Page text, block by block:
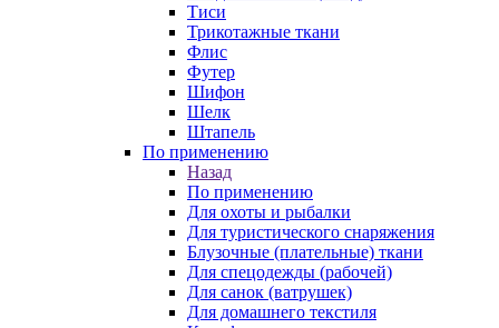
Тиси
Трикотажные ткани
Флис
Футер
Шифон
Шелк
Штапель
По применению
Назад
По применению
Для охоты и рыбалки
Для туристического снаряжения
Блузочные (плательные) ткани
Для спецодежды (рабочей)
Для санок (ватрушек)
Для домашнего текстиля